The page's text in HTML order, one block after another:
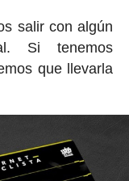
salir con algún
Si tenemos
que llevarla